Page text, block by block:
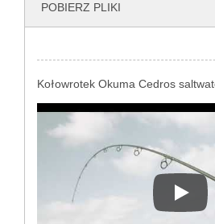
POBIERZ PLIKI
Kołowrotek Okuma Cedros